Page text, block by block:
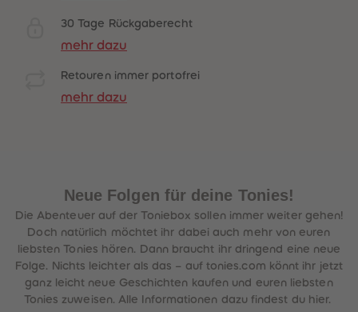
30 Tage Rückgaberecht
mehr dazu
Retouren immer portofrei
mehr dazu
Neue Folgen für deine Tonies!
Die Abenteuer auf der Toniebox sollen immer weiter gehen!
Doch natürlich möchtet ihr dabei auch mehr von euren
liebsten Tonies hören. Dann braucht ihr dringend eine neue
Folge. Nichts leichter als das – auf tonies.com könnt ihr jetzt
ganz leicht neue Geschichten kaufen und euren liebsten
Tonies zuweisen. Alle Informationen dazu findest du hier.